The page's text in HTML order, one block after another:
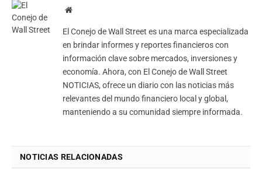
Website
El Conejo de Wall Street es una marca especializada
en brindar informes y reportes financieros con
información clave sobre mercados, inversiones y
economía. Ahora, con El Conejo de Wall Street
NOTICIAS, ofrece un diario con las noticias más
relevantes del mundo financiero local y global,
manteniendo a su comunidad siempre informada.
NOTICIAS RELACIONADAS